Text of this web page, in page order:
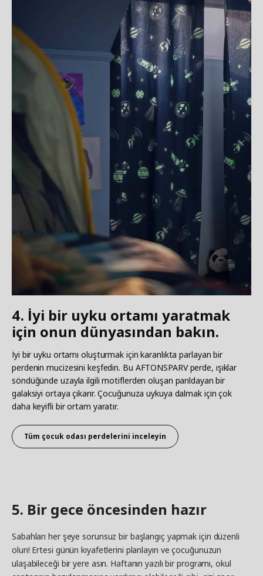
4. İyi bir uyku ortamı yaratmak
için onun dünyasından bakın.​
İyi bir uyku ortamı oluşturmak için karanlıkta parlayan bir
perdenin mucizesini keşfedin. Bu AFTONSPARV perde, ışıklar
söndüğünde uzayla ilgili motiflerden oluşan parıldayan bir
galaksiyi ortaya çıkarır. Çocuğunuza uykuya dalmak için çok
daha keyifli bir ortam yaratır. ​
Tüm çocuk odası perdelerini inceleyin
5. Bir gece öncesinden hazır​
Sabahları her şeye sorunsuz bir başlangıç yapmak için düzenli
olun! Ertesi günün kıyafetlerini planlayın ve çocuğunuzun
ulaşabileceği bir yere asın. Haftanın yazılı bir programı, okul